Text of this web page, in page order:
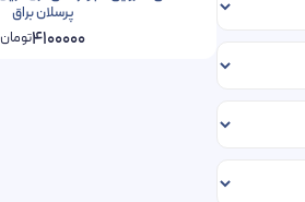
پرسلان براق
4100000تومان